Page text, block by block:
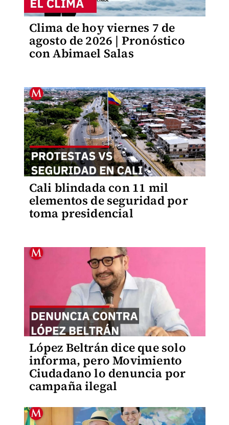
Clima de hoy viernes 7 de
agosto de 2026 | Pronóstico
con Abimael Salas
Cali blindada con 11 mil
elementos de seguridad por
toma presidencial
López Beltrán dice que solo
informa, pero Movimiento
Ciudadano lo denuncia por
campaña ilegal